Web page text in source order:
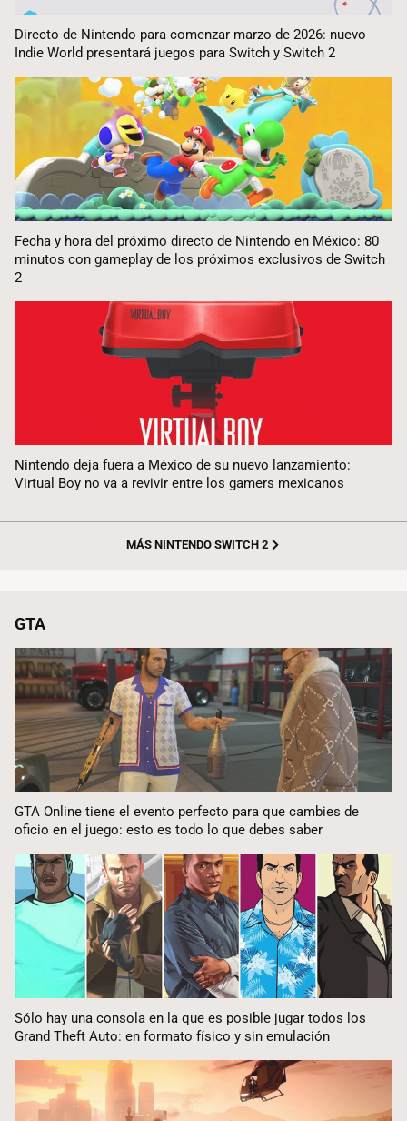
Directo de Nintendo para comenzar marzo de 2026: nuevo
Indie World presentará juegos para Switch y Switch 2
Fecha y hora del próximo directo de Nintendo en México: 80
minutos con gameplay de los próximos exclusivos de Switch
2
Nintendo deja fuera a México de su nuevo lanzamiento:
Virtual Boy no va a revivir entre los gamers mexicanos
MÁS NINTENDO SWITCH 2
GTA
GTA Online tiene el evento perfecto para que cambies de
oficio en el juego: esto es todo lo que debes saber
Sólo hay una consola en la que es posible jugar todos los
Grand Theft Auto: en formato físico y sin emulación